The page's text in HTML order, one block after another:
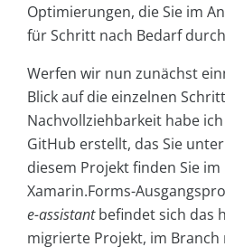
Optimierungen, die Sie im
für Schritt nach Bedarf
Werfen wir nun zunächst
Blick auf die einzelnen
Nachvollziehbarkeit habe
GitHub erstellt, das Sie
diesem Projekt finden Sie im
Xamarin.Forms-
e-assistantbefindet sich das
migrierte Projekt, im Branch